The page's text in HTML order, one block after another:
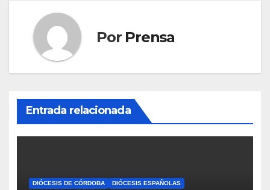
Por Prensa
Entrada relacionada
DIÓCESIS DE CÓRDOBA DIÓCESIS ESPAÑOLAS